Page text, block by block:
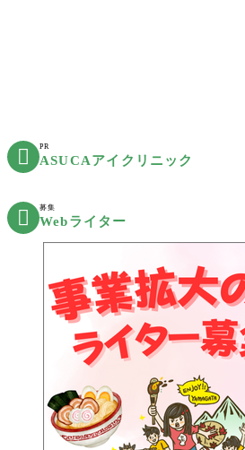
 PR
ASUCAアイクリニック
 募集
Webライター